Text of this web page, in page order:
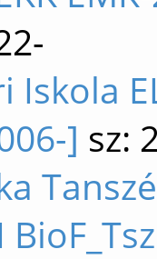
Iskola
] sz: